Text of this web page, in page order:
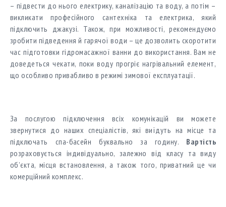
– підвести до нього електрику, каналізацію та воду, а потім –
викликати професійного сантехніка та електрика, який
підключить джакузі. Також, при можливості, рекомендуємо
зробити підведення й гарячої води – це дозволить скоротити
час підготовки гідромасажної ванни до використання. Вам не
доведеться чекати, поки воду прогріє нагрівальний елемент,
що особливо привабливо в режимі зимової експлуатації.
За послугою підключення всіх комунікацій ви можете
звернутися до наших спеціалістів, які виїдуть на місце та
підключать спа-басейн буквально за годину. Вартість
розраховується індивідуально, залежно від класу та виду
об’єкта, місця встановлення, а також того, приватний це чи
комерційний комплекс.